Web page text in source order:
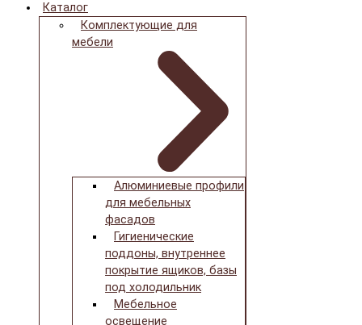
Каталог
Комплектующие для
мебели
Алюминиевые профили
для мебельных
фасадов
Гигиенические
поддоны, внутреннее
покрытие ящиков, базы
под холодильник
Мебельное
освещение